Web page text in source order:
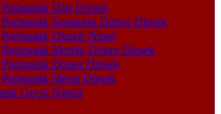
Pnömatik Dişi Dirsek
Pnömatik Somunlu Döner Dirsek
Pnömatik Dirsek Nipel
Pnömatik Metrik Döner Dirsek
Pnömatik Döner Dirsek
Pnömatik Metal Dirsek
Geçiş Nipeli